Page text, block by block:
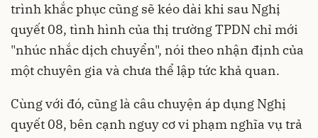
trình khắc phục cũng sẽ kéo dài khi sau Nghị
quyết 08, tình hình của thị trường TPDN chỉ mới
"nhúc nhắc dịch chuyển", nói theo nhận định của
một chuyên gia và chưa thể lập tức khả quan.
Cùng với đó, cũng là câu chuyện áp dụng Nghị
quyết 08, bên cạnh nguy cơ vi phạm nghĩa vụ trả